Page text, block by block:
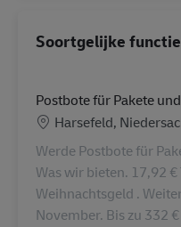
Soortgelijke
Postbote für Pakete
Locatie
Harsefeld,
Werde Postbote für
Was wir bieten. 17,92
Weihnachtsgeld .
November. Bis zu 332